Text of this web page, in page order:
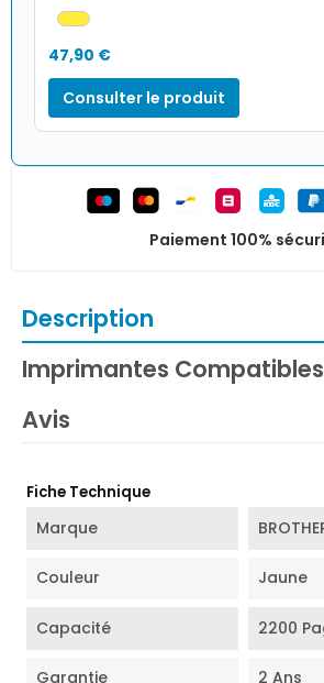
47,90 €
Consulter le produit
Paiement 100%
Description
Imprimantes Compatibles
Avis
Fiche Technique
Marque
Couleur Jaune
Capacité 2200
Garantie 2 Ans